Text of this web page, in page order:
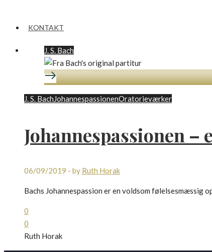
KONTAKT
J. S. Bach
J. S. BachJohannespassionenOratorieværker
Johannespassionen
06/09/2019 - by Ruth Horak
Bachs Johannespassion er en voldsom
0
0
Ruth Horak